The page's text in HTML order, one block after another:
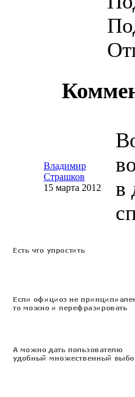
Владимир
Страшков
15 марта 2012
в